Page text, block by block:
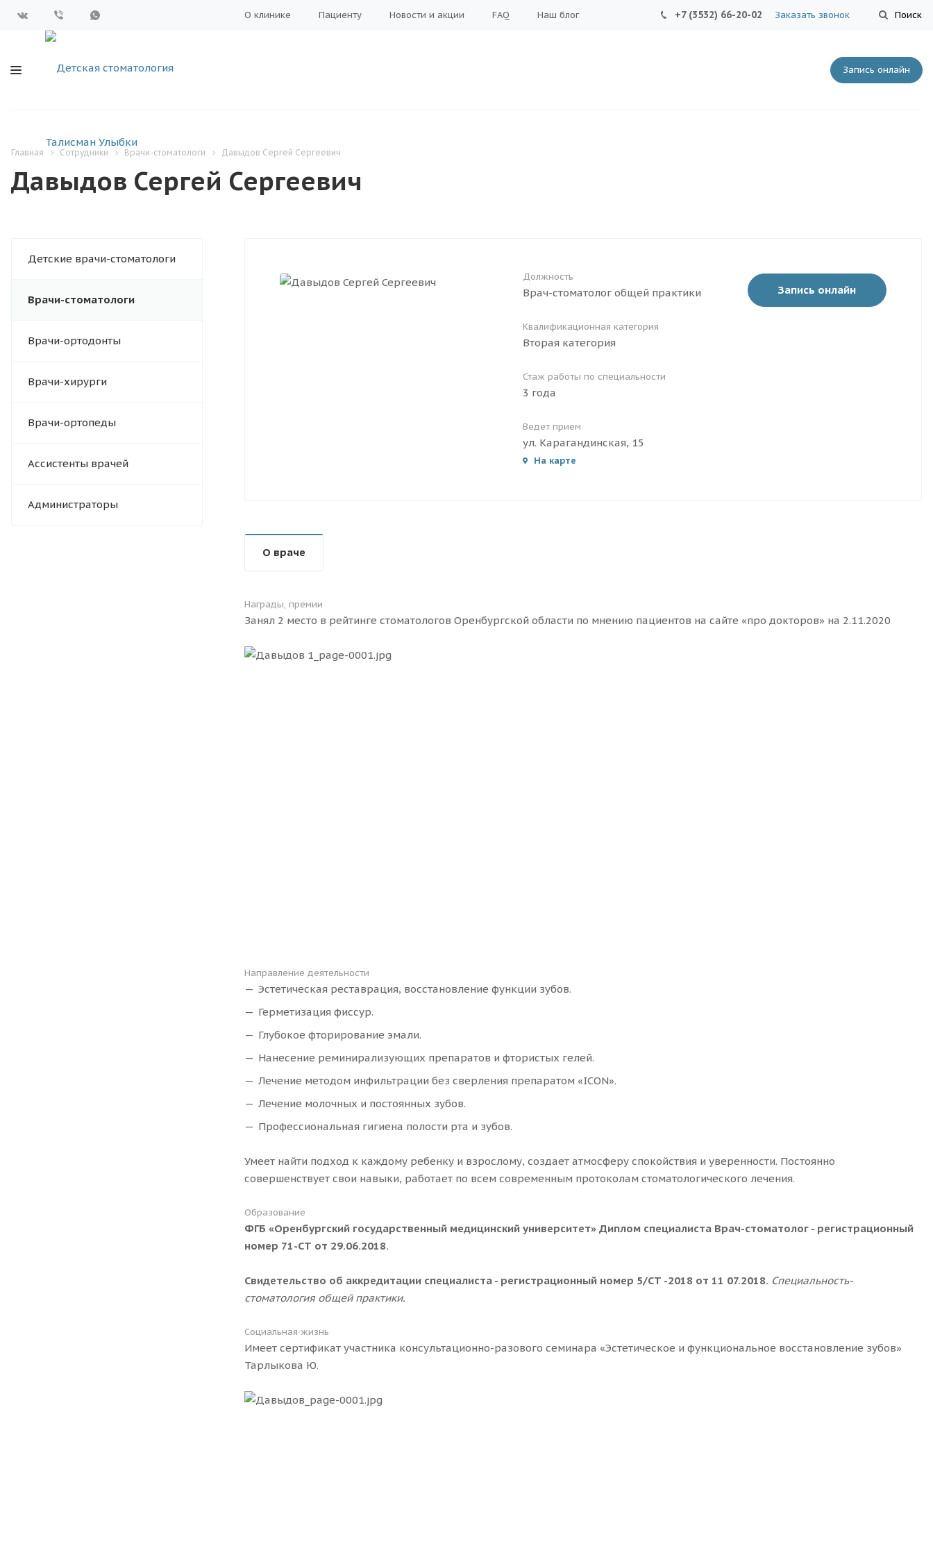
Поиск
О клинике Пациенту Новости и акции FAQ Наш блог +7 (3532) 66-20-02 Заказать звонок
Запись онлайн
Главная Сотрудники Врачи-стоматологи Давыдов Сергей Сергеевич
Давыдов Сергей Сергеевич
Детские врачи-стоматологи
Врачи-стоматологи
Врачи-ортодонты
Врачи-хирурги
Врачи-ортопеды
Ассистенты врачей
Администраторы
Запись онлайн
Должность
Врач-стоматолог общей практики
Квалификационная категория
Вторая категория
Стаж работы по специальности
3 года
Ведет прием
ул. Карагандинская, 15
На карте
О враче
Награды, премии
Занял 2 место в рейтинге стоматологов Оренбургской области по мнению пациентов на сайте «про докторов» на 2.11.2020
Направление деятельности
Эстетическая реставрация, восстановление функции зубов.
Герметизация фиссур.
Глубокое фторирование эмали.
Нанесение реминирализующих препаратов и фтористых гелей.
Лечение методом инфильтрации без сверления препаратом «ICON».
Лечение молочных и постоянных зубов.
Профессиональная гигиена полости рта и зубов.
Умеет найти подход к каждому ребенку и взрослому, создает атмосферу спокойствия и уверенности. Постоянно
совершенствует свои навыки, работает по всем современным протоколам стоматологического лечения.
Образование
ФГБ «Оренбургский государственный медицинский университет» Диплом специалиста Врач-стоматолог - регистрационный
номер 71-СТ от 29.06.2018.
Свидетельство об аккредитации специалиста - регистрационный номер 5/СТ -2018 от 11 07.2018. Специальность-
стоматология общей практики.
Социальная жизнь
Имеет сертификат участника консультационно-разового семинара «Эстетическое и функциональное восстановление зубов»
Тарлыкова Ю.